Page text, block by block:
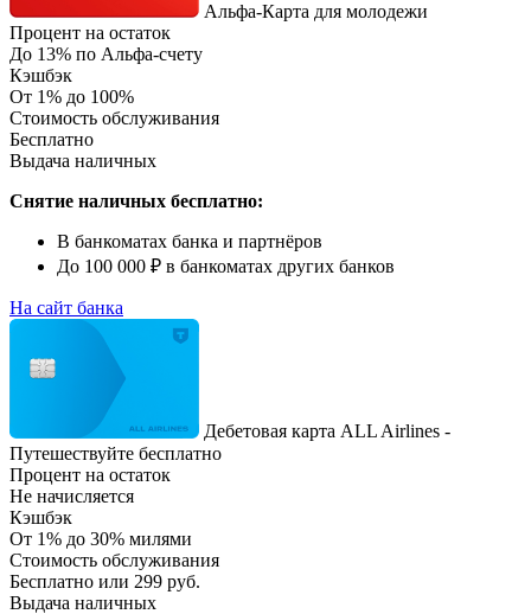
Альфа-Карта для молодежи
Процент на остаток
До 13% по Альфа-счету
Кэшбэк
От 1% до 100%
Стоимость обслуживания
Бесплатно
Выдача наличных
Снятие наличных бесплатно:
В банкоматах банка и партнёров
До 100 000 ₽ в банкоматах других банков
На сайт банка
Дебетовая карта ALL Airlines -
Путешествуйте бесплатно
Процент на остаток
Не начисляется
Кэшбэк
От 1% до 30% милями
Стоимость обслуживания
Бесплатно или 299 руб.
Выдача наличных